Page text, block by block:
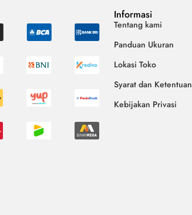
Informasi
Tentang kami
Panduan Ukuran
Lokasi Toko
Syarat dan Ketentuan
Kebijakan Privasi